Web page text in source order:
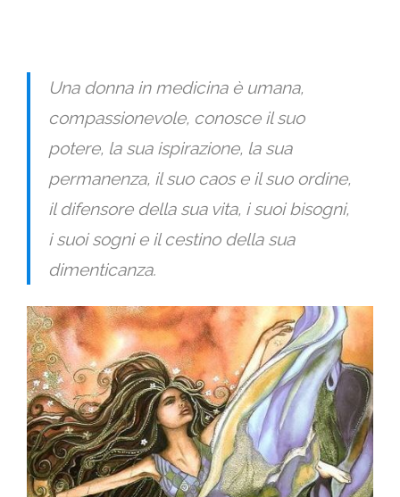
Una donna in medicina è umana,
compassionevole, conosce il suo
potere, la sua ispirazione, la sua
permanenza, il suo caos e il suo ordine,
il difensore della sua vita, i suoi bisogni,
i suoi sogni e il cestino della sua
dimenticanza.